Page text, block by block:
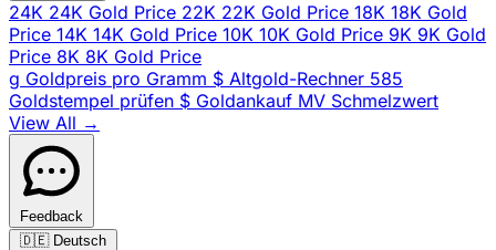
24K 24K Gold Price 22K 22K Gold Price 18K 18K Gold
Price 14K 14K Gold Price 10K 10K Gold Price 9K 9K Gold
Price 8K 8K Gold Price
g Goldpreis pro Gramm $ Altgold-Rechner 585
Goldstempel prüfen $ Goldankauf MV Schmelzwert
View All →
Feedback
🇩🇪 Deutsch